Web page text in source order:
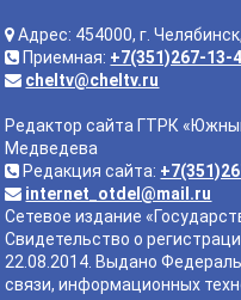
Адрес: 454000, г.
Приемная: +7(351)267-13-
cheltv@cheltv.ru
Редактор сайта ГТРК
Медведева
Редакция сайта:
internet_otdel@mail.ru
Сетевое издание
Свидетельство о
22.08.2014. Выдано
связи, информационных